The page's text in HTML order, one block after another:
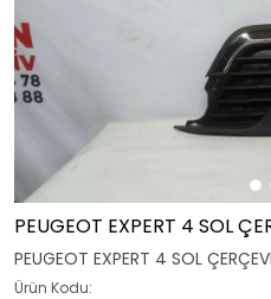
PEUGEOT EXPERT 4 SOL
PEUGEOT EXPERT 4 SOL
Ürün Kodu: